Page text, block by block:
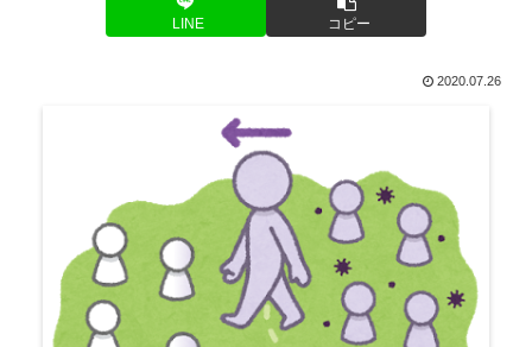
LINE コピー
2020.07.26